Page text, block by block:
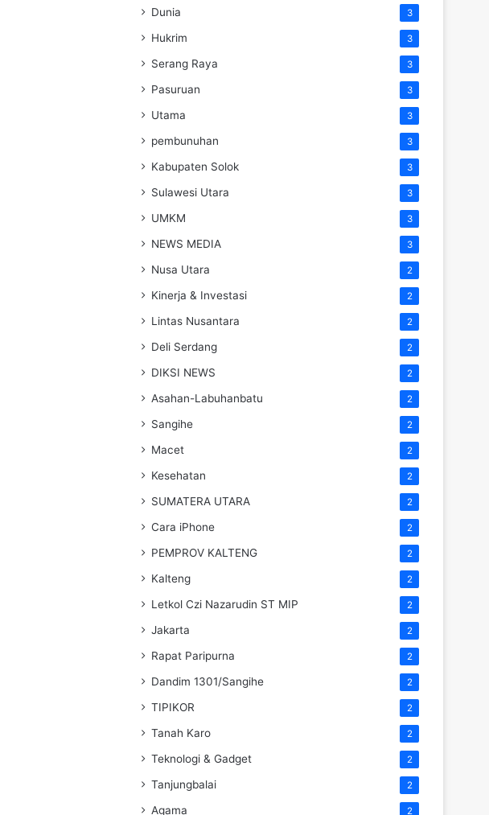
Dunia 3
Hukrim 3
Serang Raya 3
Pasuruan 3
Utama 3
pembunuhan 3
Kabupaten Solok 3
Sulawesi Utara 3
UMKM 3
NEWS MEDIA 3
Nusa Utara 2
Kinerja & Investasi 2
Lintas Nusantara 2
Deli Serdang 2
DIKSI NEWS 2
Asahan-Labuhanbatu 2
Sangihe 2
Macet 2
Kesehatan 2
SUMATERA UTARA 2
Cara iPhone 2
PEMPROV KALTENG 2
Kalteng 2
Letkol Czi Nazarudin ST MIP 2
Jakarta 2
Rapat Paripurna 2
Dandim 1301/Sangihe 2
TIPIKOR 2
Tanah Karo 2
Teknologi & Gadget 2
Tanjungbalai 2
Agama 2